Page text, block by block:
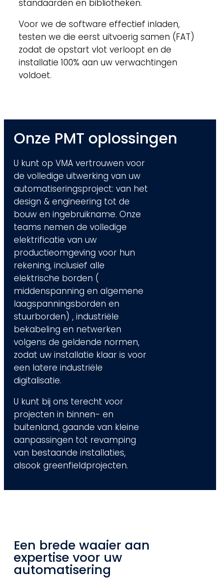
standaarden en bibliotheken.
Voor we de software effectief inladen,
testen we die eerst uitvoerig samen (FAT)
zodat de opstart vlot verloopt en de
installatie 100% aan uw verwachtingen
voldoet.
Onze PMT oplossingen
U kunt op VMA vertrouwen voor
de volledige uitwerking van uw
automatiseringsproject: van het
design & engineering tot de
bouw en ingebruikname. Onze
teams nemen de volledige
elektrificatie van uw
productieomgeving voor hun
rekening, inclusief alle
elektrische borden (
middenspanning en algemene
laagspanningsborden en
stuurborden) , industriële
bekabeling en netwerken
volgens de geldende normen,
zodat uw installatie klaar is voor
een latere industriële
digitalisatie.
U kunt bij ons terecht voor
projecten in binnen- en
buitenland, gaande van kleine
aanpassingen tot revamping
van bestaande installaties,
alsook greenfieldprojecten.
Een brede waaier aan
expertise voor uw
automatisering